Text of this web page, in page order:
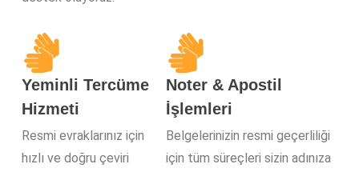
Yeminli Tercüme
Hizmeti
Resmi evraklarınız için
hızlı ve doğru çeviri
Noter & Apostil
İşlemleri
Belgelerinizin resmi geçerliliği
için tüm süreçleri sizin adınıza